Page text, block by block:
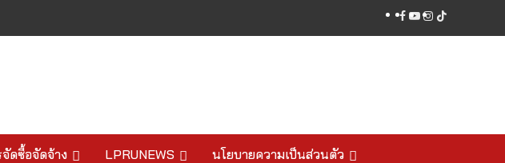
facebook
youtube
instagram
tiktok
จัดซื้อจัดจ้าง LPRUNEWS นโยบายความเป็นส่วนตัว